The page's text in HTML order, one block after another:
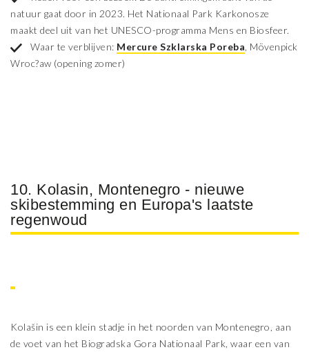
natuur gaat door in 2023. Het Nationaal Park Karkonosze
maakt deel uit van het UNESCO-programma Mens en Biosfeer.
Waar te verblijven: Mercure Szklarska Poreba , Mövenpick
Wroc?aw (opening zomer)
10. Kolasin, Montenegro - nieuwe
skibestemming en Europa's laatste
regenwoud
Kolašin is een klein stadje in het noorden van Montenegro, aan
de voet van het Biogradska Gora Nationaal Park, waar een van